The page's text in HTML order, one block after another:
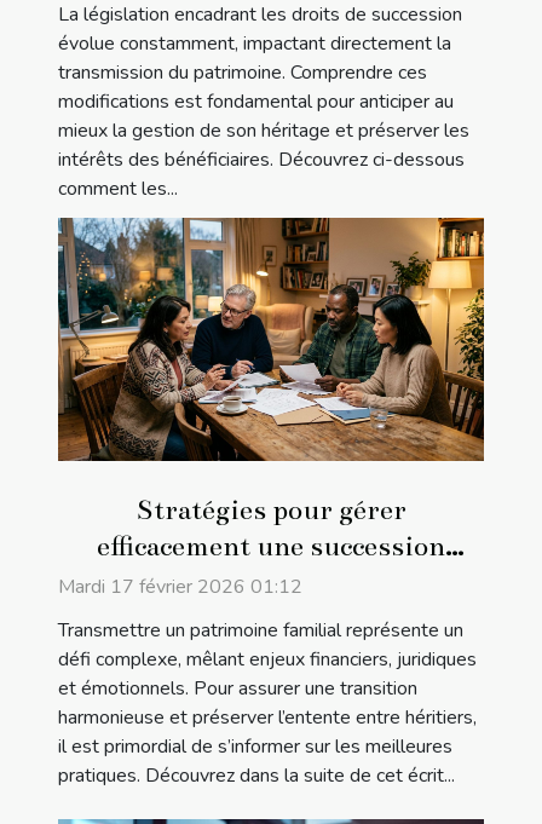
La législation encadrant les droits de succession
évolue constamment, impactant directement la
transmission du patrimoine. Comprendre ces
modifications est fondamental pour anticiper au
mieux la gestion de son héritage et préserver les
intérêts des bénéficiaires. Découvrez ci-dessous
comment les...
Stratégies pour gérer
efficacement une succession
familiale
Mardi 17 février 2026 01:12
Transmettre un patrimoine familial représente un
défi complexe, mêlant enjeux financiers, juridiques
et émotionnels. Pour assurer une transition
harmonieuse et préserver l’entente entre héritiers,
il est primordial de s’informer sur les meilleures
pratiques. Découvrez dans la suite de cet écrit...